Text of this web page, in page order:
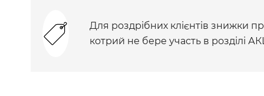
Для роздрібних клієнтів знижки
котрий не бере участь в розділі